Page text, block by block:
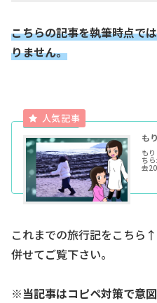
こちらの記事を執筆時点で
りません。
も
も
ち
去
す
児
マ
これまでの旅行記をこちら
併せてご覧下さい。
※当記事はコピペ対策で意